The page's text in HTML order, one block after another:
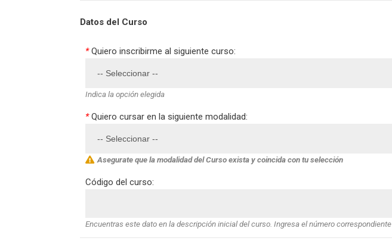
Datos del Curso
*Quiero inscribirme al siguiente curso:
Indica la opción elegida
*Quiero cursar en la siguiente modalidad:
Asegurate que la modalidad del Curso exista y coincida con tu selección
Código del curso:
Encuentras este dato en la descripción inicial del curso. Ingresa el número correspondiente